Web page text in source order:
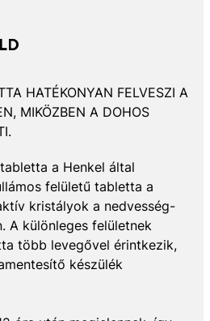
HATÉKONYAN FELVESZI A
MIKÖZBEN A DOHOS
a Henkel által
felületű tabletta a
kristályok a nedvesség-
A különleges felületnek
több levegővel érintkezik,
készülék